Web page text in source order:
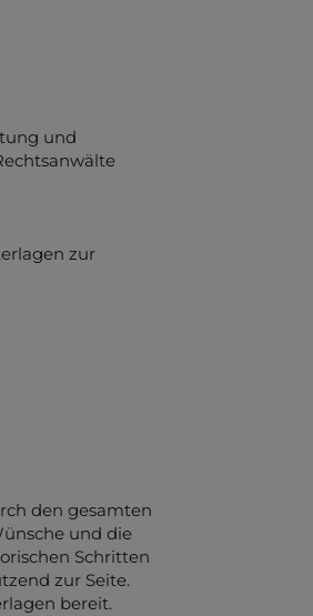
und
zur
den gesamten
und die
Schritten
zur Seite.
bereit.